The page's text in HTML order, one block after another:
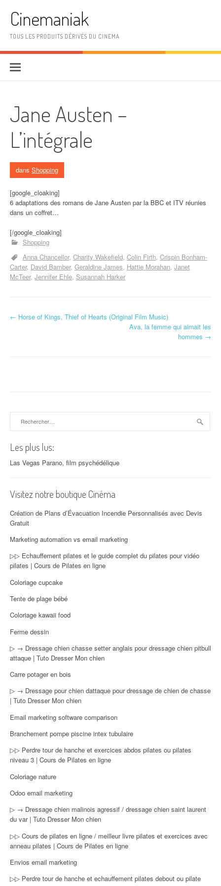
Cinemaniak
TOUS LES PRODUITS DÉRIVÉS DU CINEMA
Jane Austen –
L’intégrale
dans Shopping
[google_cloaking]
6 adaptations des romans de Jane Austen par la BBC et ITV réunies
dans un coffret…
[/google_cloaking]
Shopping
Anna Chancellor Charity Wakefield Colin Firth Crispin Bonham-
Carter David Bamber Geraldine James Hattie Morahan Janet
McTeer Jennifer Ehle Susannah Harker
Navigation d'article
← Horse of Kings, Thief of Hearts (Original Film Music)
Ava, la femme qui aimait les
hommes →
Les plus lus:
Las Vegas Parano, film psychédélique
Visitez notre boutique Cinéma
Création de Plans d’Évacuation Incendie Personnalisés avec Devis
Gratuit
Marketing automation vs email marketing
▷▷ Echauffement pilates et le guide complet du pilates pour vidéo
pilates | Cours de Pilates en ligne
Coloriage cupcake
Tente de plage bébé
Coloriage kawaii food
Ferme dessin
▷ → Dressage chien chasse setter anglais pour dressage chien pitbull
attaque | Tuto Dresser Mon chien
Carre potager en bois
▷ → Dressage pour chien dattaque pour dressage de chien de chasse
| Tuto Dresser Mon chien
Email marketing software comparison
Branchement pompe piscine intex tubulaire
▷▷ Perdre tour de hanche et exercices abdos pilates ou pilates
niveau 3 | Cours de Pilates en ligne
Coloriage nature
Odoo email marketing
▷ → Dressage chien malinois agressif / dressage chien saint laurent
du var | Tuto Dresser Mon chien
▷▷ Cours de pilates en ligne / meilleur livre pilates et exercices avec
anneau pilates | Cours de Pilates en ligne
Envios email marketing
▷▷ Perdre tour de hanche et echauffement pilates debout ou pilate